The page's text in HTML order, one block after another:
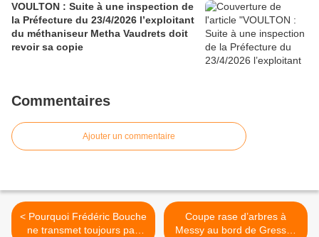
VOULTON : Suite à une inspection de
la Préfecture du 23/4/2026 l’exploitant
du méthaniseur Metha Vaudrets doit
revoir sa copie
Commentaires
Ajouter un commentaire
< Pourquoi Frédéric Bouche
ne transmet toujours pas
Coupe rase d’arbres à
Messy au bord de Gressy :